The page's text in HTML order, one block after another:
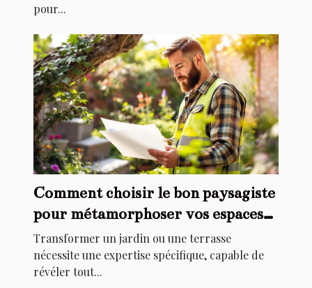
pour...
Comment choisir le bon paysagiste
pour métamorphoser vos espaces
extérieurs ?
Transformer un jardin ou une terrasse
nécessite une expertise spécifique, capable de
révéler tout...